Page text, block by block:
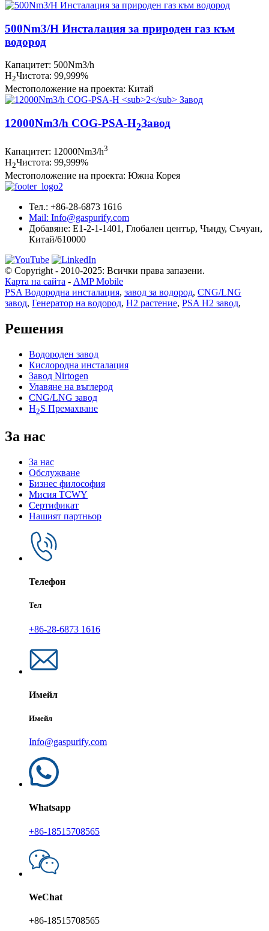
500Nm3/H Инсталация за природен газ към
водород
Капацитет: 500Nm3/h
H2Чистота: 99,999%
Местоположение на проекта: Китай
12000Nm3/h COG-PSA-H2Завод
Капацитет: 12000Nm3/h3
H2Чистота: 99,999%
Местоположение на проекта: Южна Корея
Тел.: +86-28-6873 1616
Mail: Info@gaspurify.com
Добавяне: E1-2-1-1401, Глобален център, Чънду, Съчуан,
Китай/610000
© Copyright - 2010-2025: Всички права запазени.
Карта на сайта - AMP Mobile
PSA Водородна инсталация, завод за водород, CNG/LNG
завод, Генератор на водород, H2 растение, PSA H2 завод,
Решения
Водороден завод
Кислородна инсталация
Завод Nirtogen
Улавяне на въглерод
CNG/LNG завод
H2S Премахване
За нас
За нас
Обслужване
Бизнес философия
Мисия TCWY
Сертификат
Нашият партньор
Телефон
Тел
+86-28-6873 1616
Имейл
Имейл
Info@gaspurify.com
Whatsapp
+86-18515708565
WeChat
+86-18515708565